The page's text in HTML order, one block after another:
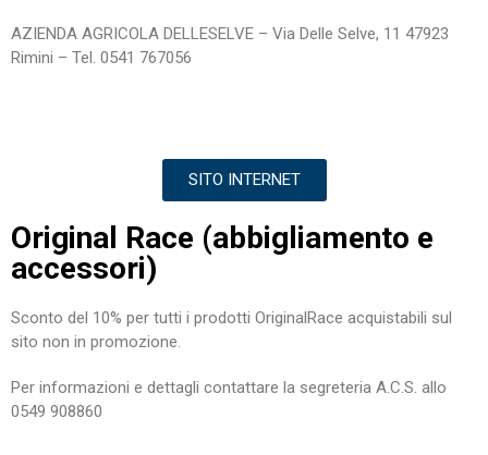
AZIENDA AGRICOLA DELLESELVE – Via Delle Selve, 11 47923
Rimini – Tel. 0541 767056
SITO INTERNET
Original Race (abbigliamento e
accessori)
Sconto del 10% per tutti i prodotti OriginalRace acquistabili sul
sito non in promozione.
Per informazioni e dettagli contattare la segreteria A.C.S. allo
0549 908860